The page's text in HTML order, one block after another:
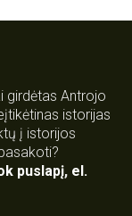
girdėtas Antrojo
istorijas
į istorijos
puslapį, el.